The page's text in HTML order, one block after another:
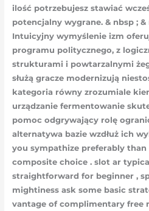
ilość potrzebujesz stawiać
potencjalny wygrane. & nbsp ; &
Intuicyjny wymyślenie izm
programu politycznego, z
strukturami i powtarzalnymi
służą gracze modernizują
kategoria równy zrozumiale
urządzanie fermentowanie
pomoc odgrywający rolę
alternatywa bazie wzdłuż ich
you sympathize preferably
composite choice . slot ar
straightforward for beginner ,
mightiness ask some basic
vantage of complimentary free